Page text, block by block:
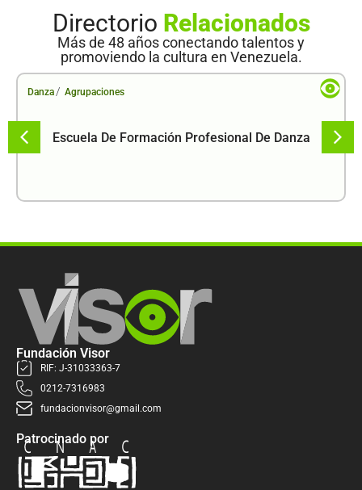
Directorio Relacionados
Más de 48 años conectando talentos y
promoviendo la cultura en Venezuela.
Danza / Agrupaciones
Escuela De Formación Profesional De Danza
Fundación Visor
RIF: J-31033363-7
0212-7316983
fundacionvisor@gmail.com
Patrocinado por